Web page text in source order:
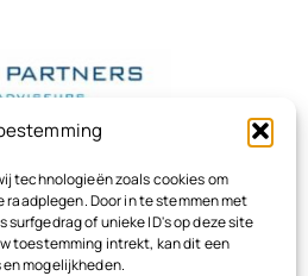
technologieën zoals cookies om
Door in te stemmen met
of unieke ID's op deze site
toestemming intrekt, kan dit een
mogelijkheden.